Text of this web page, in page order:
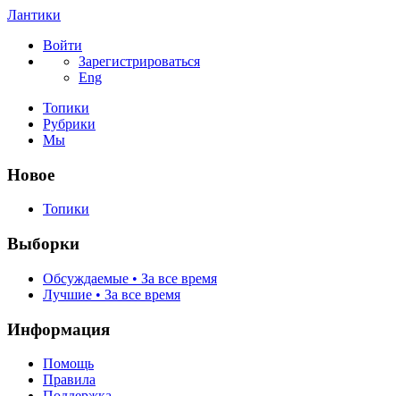
Лантики
Войти
Зарегистрироваться
Eng
Топики
Рубрики
Мы
Новое
Топики
Выборки
Обсуждаемые • За все время
Лучшие • За все время
Информация
Помощь
Правила